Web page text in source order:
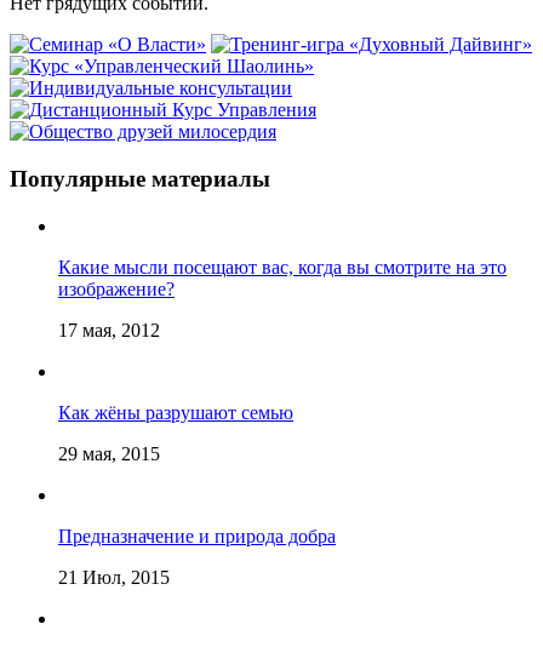
Популярные материалы
Какие мысли посещают вас, когда вы смотрите на это
изображение?
17 мая, 2012
Как жёны разрушают семью
29 мая, 2015
Предназначение и природа добра
21 Июл, 2015